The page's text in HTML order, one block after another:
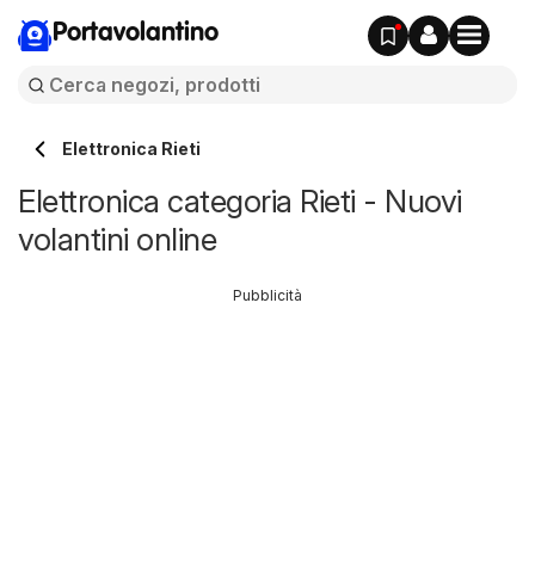
Portavolantino
Elettronica Rieti
Elettronica categoria Rieti - Nuovi
volantini online
Pubblicità